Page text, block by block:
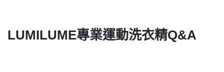
LUMILUME專業運動洗衣精Q&A